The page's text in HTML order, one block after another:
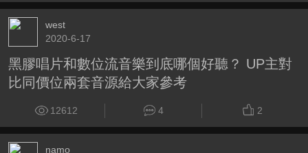
west
2020-6-17
黑膠唱片和數位流音樂到底哪個好聽？ UP主對
比同價位兩套音源給大家參考
12612 4 2
namo